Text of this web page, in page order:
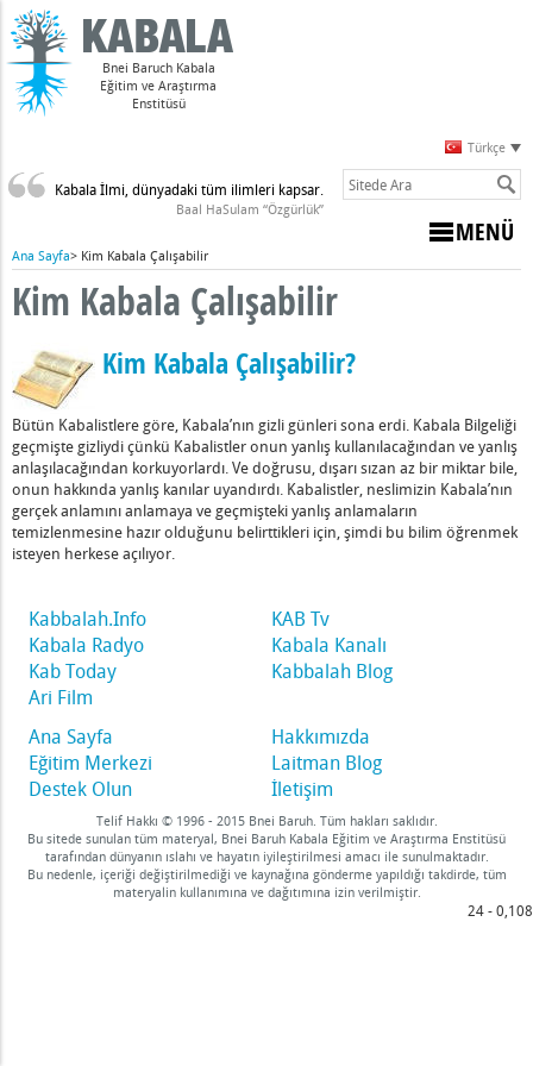
Bnei Baruch Kabala
Eğitim ve Araştırma
Enstitüsü
Türkçe
Kabala İlmi, dünyadaki tüm ilimleri kapsar.
Baal HaSulam “Özgürlük”
MENÜ
Ana Sayfa> Kim Kabala Çalışabilir
Kim Kabala Çalışabilir
Kim Kabala Çalışabilir?
Bütün Kabalistlere göre, Kabala’nın gizli günleri sona erdi. Kabala Bilgeliği
geçmişte gizliydi çünkü Kabalistler onun yanlış kullanılacağından ve yanlış
anlaşılacağından korkuyorlardı. Ve doğrusu, dışarı sızan az bir miktar bile,
onun hakkında yanlış kanılar uyandırdı. Kabalistler, neslimizin Kabala’nın
gerçek anlamını anlamaya ve geçmişteki yanlış anlamaların
temizlenmesine hazır olduğunu belirttikleri için, şimdi bu bilim öğrenmek
isteyen herkese açılıyor.
Kabbalah.Info
KAB Tv
Kabala Radyo
Kabala Kanalı
Kab Today
Kabbalah Blog
Ari Film
Ana Sayfa
Hakkımızda
Eğitim Merkezi
Laitman Blog
Destek Olun
İletişim
Telif Hakkı © 1996 - 2015 Bnei Baruh. Tüm hakları saklıdır.
Bu sitede sunulan tüm materyal, Bnei Baruh Kabala Eğitim ve Araştırma Enstitüsü
tarafından dünyanın ıslahı ve hayatın iyileştirilmesi amacı ile sunulmaktadır.
Bu nedenle, içeriği değiştirilmediği ve kaynağına gönderme yapıldığı takdirde, tüm
materyalin kullanımına ve dağıtımına izin verilmiştir.
24 - 0,108